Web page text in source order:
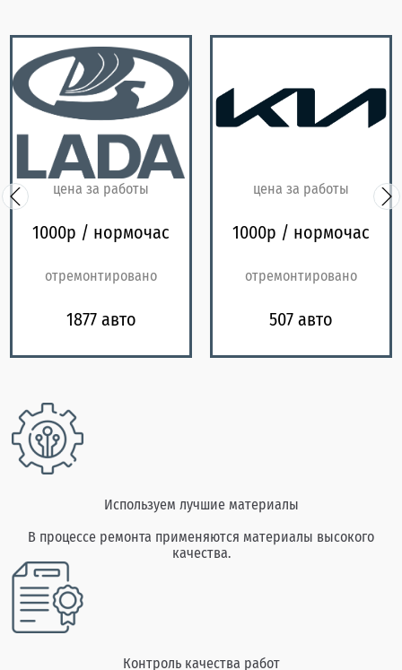
цена за работы
1000р / нормочас
отремонтировано
1877 авто
цена за работы
1000р / нормочас
отремонтировано
507 авто
Используем лучшие материалы
В процессе ремонта применяются материалы высокого
качества.
Контроль качества работ